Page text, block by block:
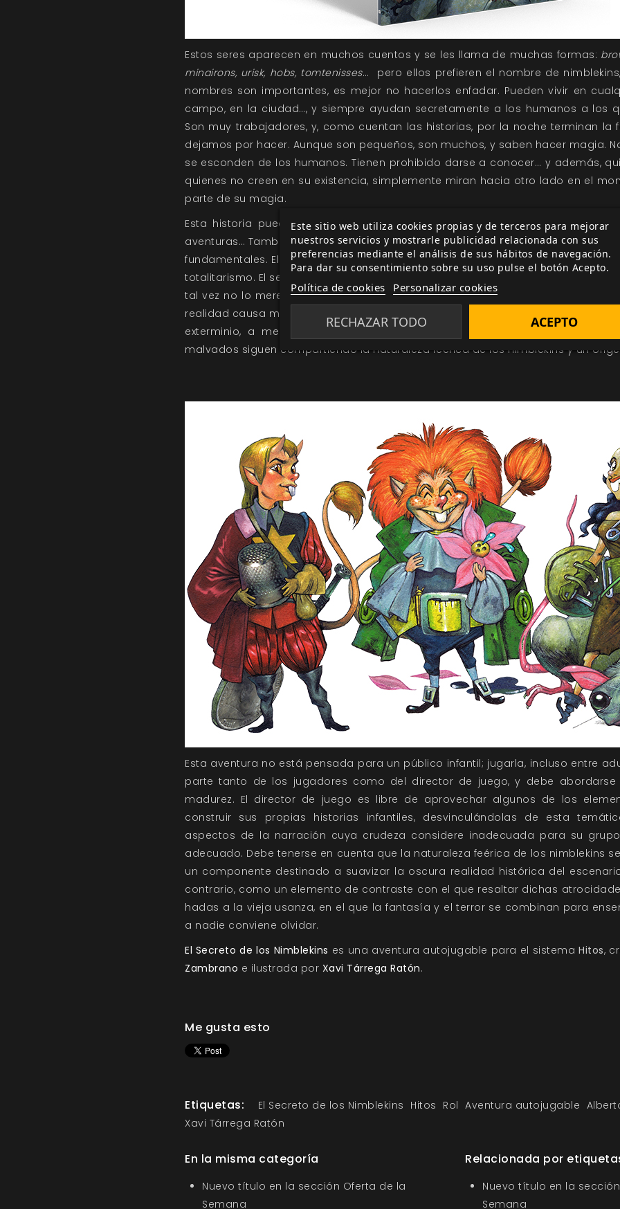
Estos seres aparecen en muchos cuentos y se les llama de muchas formas:
minairons, urisk, hobs, tomtenisses… pero ellos prefieren el nombre de
nombres son importantes, es mejor no hacerlos enfadar. Pueden vivir en
campo, en la ciudad…, y siempre ayudan secretamente a los humanos a los
Son muy trabajadores, y, como cuentan las historias, por la noche terminan la
dejamos por hacer. Aunque son pequeños, son muchos, y saben hacer magia.
se esconden de los humanos. Tienen prohibido darse a conocer… y además,
quienes no creen en su existencia, simplemente miran hacia otro lado en el
parte de su magia.
Esta historia puede contarse de muchas formas. Puede englobarse como
aventuras… También existen varios temas que pueden explorarse, aunque dos
fundamentales. El primero es la lucha de la imaginación y la rebeldía contra la
totalitarismo. El segundo consiste en plantear hasta qué punto merece la pena
tal vez no lo merezcan o puedan estar ya perdidos irremisiblemente: la
realidad causa más problemas a los nimblekins y al mundo que otra cosa; los
exterminio, a medio corromper pero aún posibles aliados; incluso los
malvados siguen compartiendo la naturaleza feérica de los nimblekins y un
Esta aventura no está pensada para un público infantil; jugarla, incluso entre
parte tanto de los jugadores como del director de juego, y debe abordarse
madurez. El director de juego es libre de aprovechar algunos de los
construir sus propias historias infantiles, desvinculándolas de esta
aspectos de la narración cuya crudeza considere inadecuada para su
adecuado. Debe tenerse en cuenta que la naturaleza feérica de los nimblekins
un componente destinado a suavizar la oscura realidad histórica del
contrario, como un elemento de contraste con el que resaltar dichas
hadas a la vieja usanza, en el que la fantasía y el terror se combinan para
a nadie conviene olvidar.
El Secreto de los Nimblekins es una aventura autojugable para el sistemaHitos,
Zambrano e ilustrada por Xavi Tárrega Ratón.
Me gusta esto
Etiquetas: El Secreto de los Nimblekins Hitos Rol Aventura autojugable
Xavi Tárrega Ratón
En la misma categoría
Nuevo título en la sección Oferta de la
Semana
Relacionada por
Nuevo título en la
Semana
Este sitio web utiliza cookies propias y de terceros para mejorar
nuestros servicios y mostrarle publicidad relacionada con sus
preferencias mediante el análisis de sus hábitos de navegación.
Para dar su consentimiento sobre su uso pulse el botón Acepto.
Política de cookies Personalizar cookies
RECHAZAR TODO ACEPTO